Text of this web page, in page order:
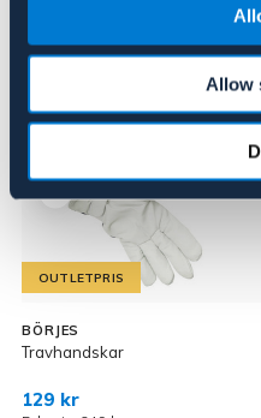
Allow
Liknande produkter
OUTLETPRIS
BÖRJES
Travhandskar
129 kr